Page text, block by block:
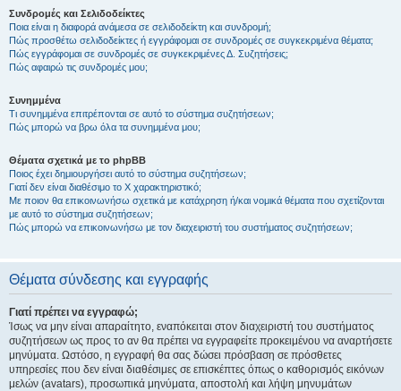
Συνδρομές και Σελιδοδείκτες
Ποια είναι η διαφορά ανάμεσα σε σελιδοδείκτη και συνδρομή;
Πώς προσθέτω σελιδοδείκτες ή εγγράφομαι σε συνδρομές σε συγκεκριμένα θέματα;
Πώς εγγράφομαι σε συνδρομές σε συγκεκριμένες Δ. Συζητήσεις;
Πώς αφαιρώ τις συνδρομές μου;
Συνημμένα
Τι συνημμένα επιτρέπονται σε αυτό το σύστημα συζητήσεων;
Πώς μπορώ να βρω όλα τα συνημμένα μου;
Θέματα σχετικά με το phpBB
Ποιος έχει δημιουργήσει αυτό το σύστημα συζητήσεων;
Γιατί δεν είναι διαθέσιμο το Χ χαρακτηριστικό;
Με ποιον θα επικοινωνήσω σχετικά με κατάχρηση ή/και νομικά θέματα που σχετίζονται
με αυτό το σύστημα συζητήσεων;
Πώς μπορώ να επικοινωνήσω με τον διαχειριστή του συστήματος συζητήσεων;
Θέματα σύνδεσης και εγγραφής
Γιατί πρέπει να εγγραφώ;
Ίσως να μην είναι απαραίτητο, εναπόκειται στον διαχειριστή του συστήματος
συζητήσεων ως προς το αν θα πρέπει να εγγραφείτε προκειμένου να αναρτήσετε
μηνύματα. Ωστόσο, η εγγραφή θα σας δώσει πρόσβαση σε πρόσθετες
υπηρεσίες που δεν είναι διαθέσιμες σε επισκέπτες όπως ο καθορισμός εικόνων
μελών (avatars), προσωπικά μηνύματα, αποστολή και λήψη μηνυμάτων